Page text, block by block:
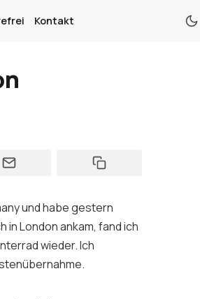
Kontakt
und habe gestern
London ankam, fand ich
wieder. Ich